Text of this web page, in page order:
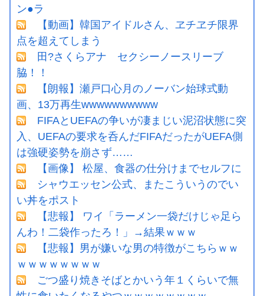
ン●ラ
【動画】韓国アイドルさん、ヱチヱチ限界
点を超えてしまう
田?さくらアナ セクシーノースリーブ
脇！！
【朗報】瀬戸口心月のノーバン始球式動
画、13万再生wwwwwwwwww
FIFAとUEFAの争いが凄まじい泥沼状態に突
入、UEFAの要求を呑んだFIFAだったがUEFA側
は強硬姿勢を崩さず……
【画像】 松屋、食器の仕分けまでセルフに
シャウエッセン公式、またこういうのでい
い丼をポスト
【悲報】 ワイ「ラーメン一袋だけじゃ足ら
んわ！二袋作ったろ！」→結果ｗｗｗ
【悲報】男が嫌いな男の特徴がこちらｗｗ
ｗｗｗｗｗｗｗｗ
ごつ盛り焼きそばとかいう年１くらいで無